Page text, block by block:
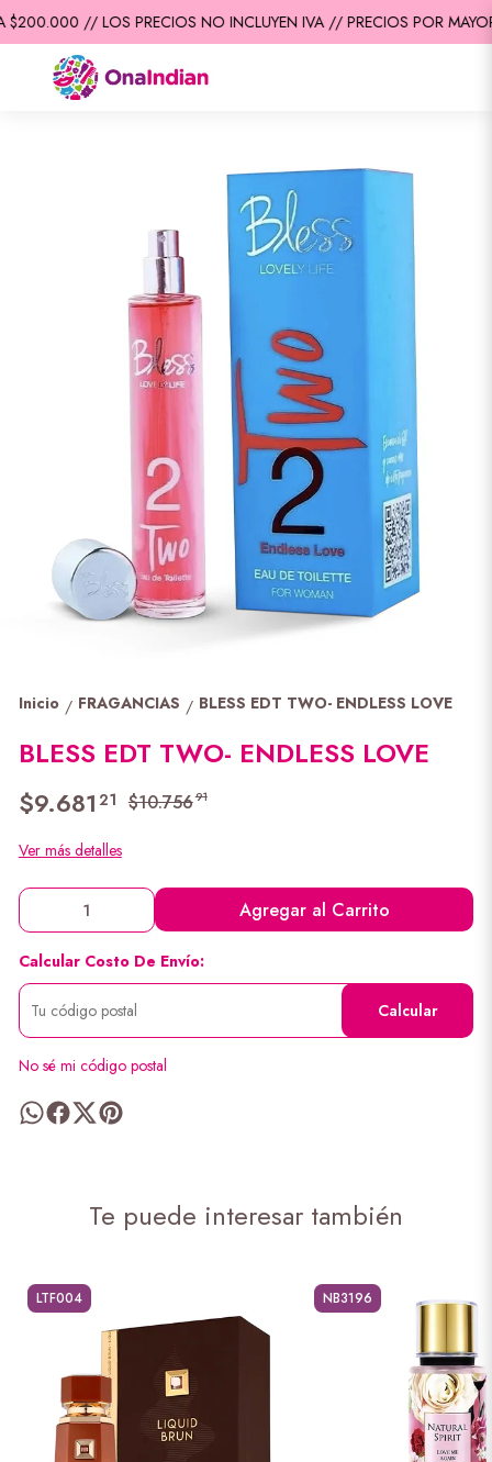
// LOS PRECIOS NO INCLUYEN IVA // PRECIOS POR
Inicio / FRAGANCIAS / BLESS EDT TWO- ENDLESS LOVE
BLESS EDT TWO- ENDLESS LOVE
$9.681 21 $10.75691
Ver más detalles
Agregar al Carrito
Calcular Costo De Envío:
Calcular
No sé mi código postal
Te puede interesar también
LTF004 NB3196